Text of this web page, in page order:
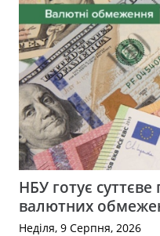
НБУ готує
валютних
Неділя, 9 Серпня, 2026